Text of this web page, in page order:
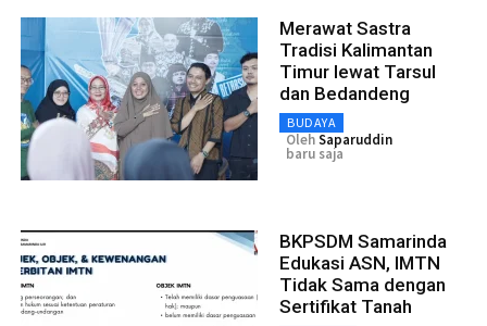
Merawat Sastra
Tradisi Kalimantan
Timur lewat Tarsul
dan Bedandeng
BUDAYA
OlehSaparuddin
baru saja
BKPSDM Samarinda
Edukasi ASN, IMTN
Tidak Sama dengan
Sertifikat Tanah